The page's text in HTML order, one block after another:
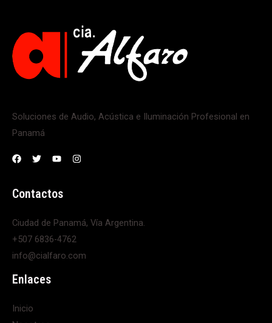
Soluciones de Audio, Acústica e Iluminación Profesional en
Panamá
Contactos
Ciudad de Panamá, Vía Argentina.
+507 6836-4762
info@cialfaro.com
Enlaces
Inicio